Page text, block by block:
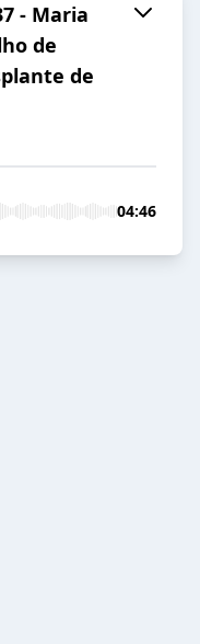
- Maria
de
de
04:46